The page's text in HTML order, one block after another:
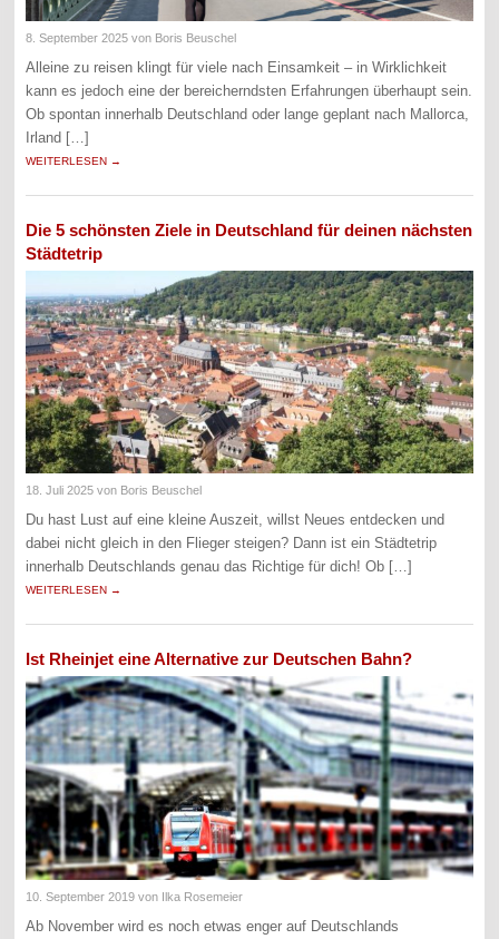
8. September 2025 von Boris Beuschel
Alleine zu reisen klingt für viele nach Einsamkeit – in Wirklichkeit
kann es jedoch eine der bereicherndsten Erfahrungen überhaupt sein.
Ob spontan innerhalb Deutschland oder lange geplant nach Mallorca,
Irland […]
WEITERLESEN →
Die 5 schönsten Ziele in Deutschland für deinen nächsten
Städtetrip
18. Juli 2025 von Boris Beuschel
Du hast Lust auf eine kleine Auszeit, willst Neues entdecken und
dabei nicht gleich in den Flieger steigen? Dann ist ein Städtetrip
innerhalb Deutschlands genau das Richtige für dich! Ob […]
WEITERLESEN →
Ist Rheinjet eine Alternative zur Deutschen Bahn?
10. September 2019 von Ilka Rosemeier
Ab November wird es noch etwas enger auf Deutschlands